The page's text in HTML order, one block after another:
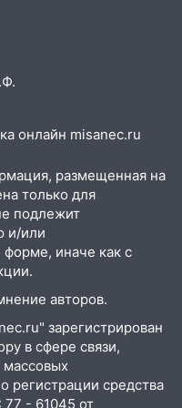
не
ливни
похитил у
на
дома на
и рухнуло
дерево
онлайн misanec.ru
размещенная на
только для
подлежит
и/или
иначе как с
авторов.
зарегистрирован
в сфере связи,
регистрации средства
- 61045 от